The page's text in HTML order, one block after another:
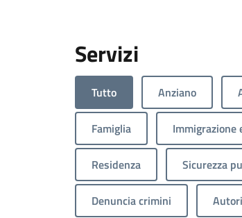
Servizi
Tutto Anziano
Famiglia Immigrazione
Residenza Sicurezza
Denuncia crimini